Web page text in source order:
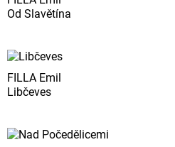
Od Slavětína
FILLA Emil
Libčeves